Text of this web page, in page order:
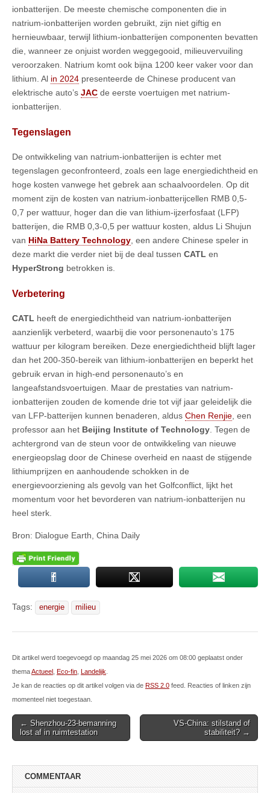
ionbatterijen. De meeste chemische componenten die in
natrium-ionbatterijen worden gebruikt, zijn niet giftig en
hernieuwbaar, terwijl lithium-ionbatterijen componenten bevatten
die, wanneer ze onjuist worden weggegooid, milieuvervuiling
veroorzaken. Natrium komt ook bijna 1200 keer vaker voor dan
lithium. Al in 2024 presenteerde de Chinese producent van
elektrische auto’s JAC de eerste voertuigen met natrium-
ionbatterijen.
Tegenslagen
De ontwikkeling van natrium-ionbatterijen is echter met
tegenslagen geconfronteerd, zoals een lage energiedichtheid en
hoge kosten vanwege het gebrek aan schaalvoordelen. Op dit
moment zijn de kosten van natrium-ionbatterijcellen RMB 0,5-
0,7 per wattuur, hoger dan die van lithium-ijzerfosfaat (LFP)
batterijen, die RMB 0,3-0,5 per wattuur kosten, aldus Li Shujun
van HiNa Battery Technology, een andere Chinese speler in
deze markt die verder niet bij de deal tussen CATL en
HyperStrong betrokken is.
Verbetering
CATL heeft de energiedichtheid van natrium-ionbatterijen
aanzienlijk verbeterd, waarbij die voor personenauto’s 175
wattuur per kilogram bereiken. Deze energiedichtheid blijft lager
dan het 200-350-bereik van lithium-ionbatterijen en beperkt het
gebruik ervan in high-end personenauto’s en
langeafstandsvoertuigen. Maar de prestaties van natrium-
ionbatterijen zouden de komende drie tot vijf jaar geleidelijk die
van LFP-batterijen kunnen benaderen, aldus Chen Renjie , een
professor aan het Beijing Institute of Technology . Tegen de
achtergrond van de steun voor de ontwikkeling van nieuwe
energieopslag door de Chinese overheid en naast de stijgende
lithiumprijzen en aanhoudende schokken in de
energievoorziening als gevolg van het Golfconflict, lijkt het
momentum voor het bevorderen van natrium-ionbatterijen nu
heel sterk.
Bron: Dialogue Earth, China Daily
Tags: energie milieu
Dit artikel werd toegevoegd op maandag 25 mei 2026 om 08:00 geplaatst onder
themaActueel Eco-fin Landelijk
Je kan de reacties op dit artikel volgen via de RSS 2.0 feed. Reacties of linken zijn
momenteel niet toegestaan.
Post
navigation
← Shenzhou-23-bemanning
lost af in ruimtestation
VS-China: stilstand of
stabiliteit? →
COMMENTAAR